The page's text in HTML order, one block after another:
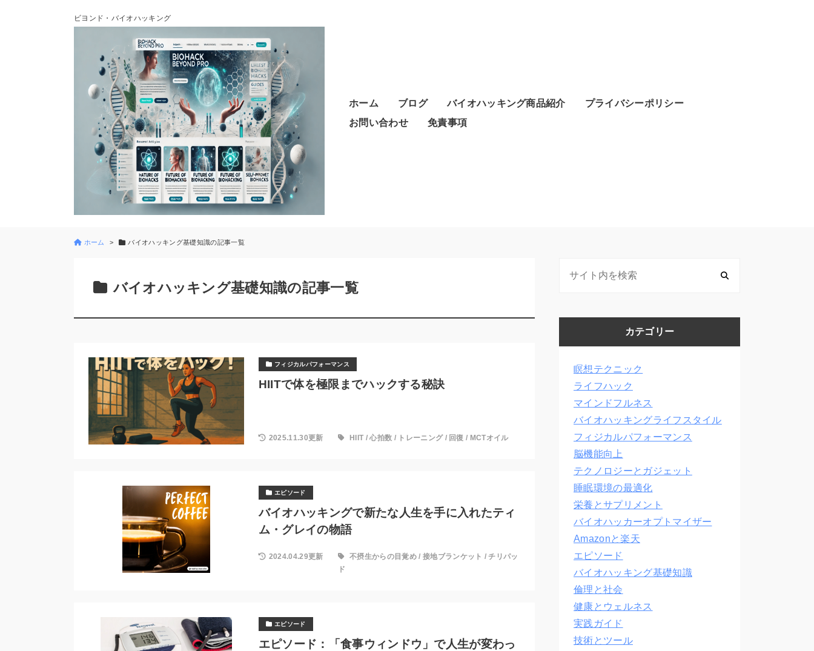
ビヨンド・バイオハッキング
ホーム ブログ バイオハッキング商品紹介
プライバシーポリシー
お問い合わせ
免責事項
ホーム バイオハッキング基礎知識の記事一覧
バイオハッキング基礎知識の記事一覧
フィジカルパフォーマンス
HIITで体を極限までハックする秘訣
2025.11.30更新 HIIT /心拍数 / トレーニング/ 回復 / MCTオイル
エピソード
バイオハッキングで新たな人生を手に入れたティ
ム・グレイの物語
2024.04.29更新 不摂生からの目覚め/ 接地ブランケット /チリパッ
ド
エピソード
エピソード：「食事ウィンドウ」で人生が変わっ
カテゴリー
瞑想テクニック
ライフハック
マインドフルネス
バイオハッキングライフスタイル
フィジカルパフォーマンス
脳機能向上
テクノロジーとガジェット
睡眠環境の最適化
栄養とサプリメント
バイオハッカーオプトマイザー
Amazonと楽天
エピソード
バイオハッキング基礎知識
倫理と社会
健康とウェルネス
実践ガイド
技術とツール